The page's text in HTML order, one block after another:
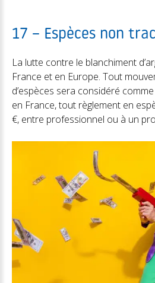
17 – Espèces non
La lutte contre le blanchiment
France et en Europe. Tout
d’espèces sera considéré
en France, tout règlement en
€, entre professionnel ou à un